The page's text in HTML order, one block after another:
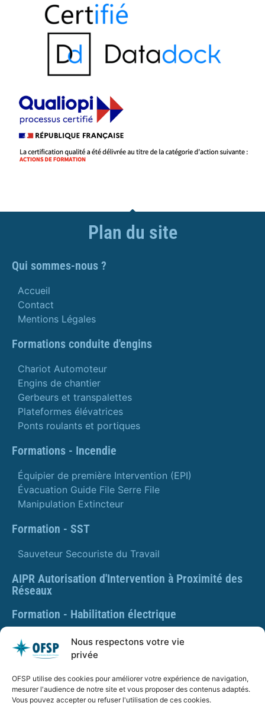
Nous respectons votre vie
privée
OFSP utilise des cookies pour améliorer votre expérience de navigation,
mesurer l'audience de notre site et vous proposer des contenus adaptés.
Vous pouvez accepter ou refuser l'utilisation de ces cookies.
Plan du site
Qui sommes-nous ?
Accueil
Contact
Mentions Légales
Formations conduite d'engins
Chariot Automoteur
Engins de chantier
Gerbeurs et transpalettes
Plateformes élévatrices
Ponts roulants et portiques
Formations - Incendie
Équipier de première Intervention (EPI)
Évacuation Guide File Serre File
Manipulation Extincteur
Formation - SST
Sauveteur Secouriste du Travail
AIPR Autorisation d'Intervention à Proximité des
Réseaux
Formation - Habilitation électrique
Formation - Gestes et postures
Formation Gestes et Postures - Prévention des TMS
PLAQUETTE DE PRÉSENTATION OFSP